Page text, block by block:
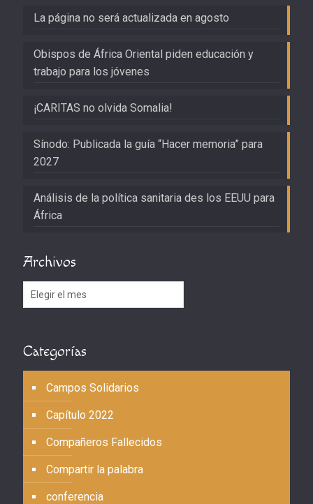
La página no será actualizada en agosto
Obispos de África Oriental piden educación y
trabajo para los jóvenes
¡CARITAS no olvida Somalia!
Sínodo: Publicada la guía “Hacer memoria” para
2027
Análisis de la política sanitaria des los EEUU para
África
Archivos
Archivos
Categorías
Campos Solidarios
Capítulo 2022
Compañeros Fallecidos
Compartir la palabra
conferencia